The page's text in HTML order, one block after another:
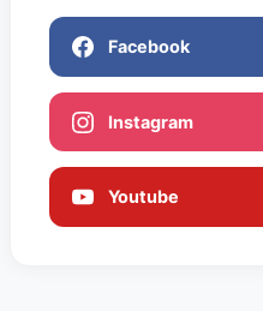
Facebook
Instagram
Youtube